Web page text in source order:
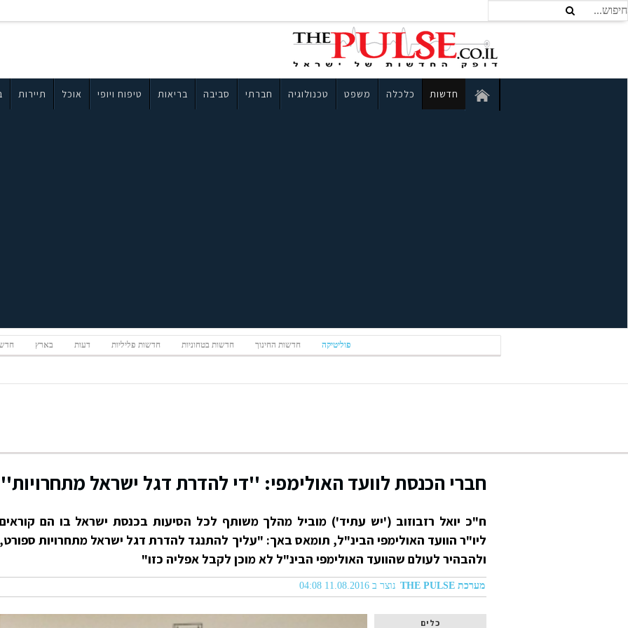
חדשות כלכלה משפט טכנולוגיה חברתי סביבה בריאות טיפוח ויופי אוכל תיירות
פוליטיקה חדשות החינוך חדשות בטחוניות חדשות פליליות דעות בארץ
חברי הכנסת לוועד האולימפי: ''די להדרת דגל ישראל מתחרויות''
ח"כ יואל רזבוזוב ('יש עתיד') מוביל מהלך משותף לכל הסיעות בכנסת ישראל בו הם קוראים
ליו"ר הוועד האולימפי הבינ"ל, תומאס באך: "עליך להתנגד להדרת דגל ישראל מתחרויות ספורט,
ולהבהיר לעולם שהוועד האולימפי הבינ"ל לא מוכן לקבל אפליה כזו"
מערכת THE PULSE נוצר ב 11.08.2016 04:08
כלים